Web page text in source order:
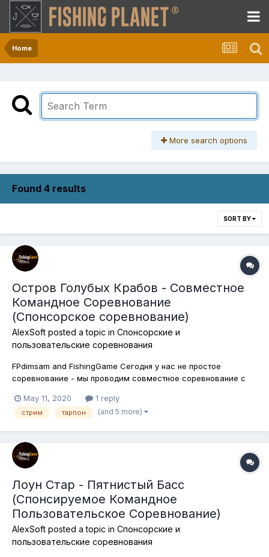
Home
More search options
Found 4 results
SORT BY
Остров Голубых Крабов - Совместное
Командное Соревнование
(Спонсорское соревнование)
AlexSoft posted a topic in Спонсорские и
пользовательские соревнования
FPdimsam and FishingGame Сегодня у нас не простое
соревнование - мы проводим совместное соревнование с
будет ловить трофейные и уникальные виды Красного
Горбыля, Темного Горбыля и Тарпона ночью. В соревновании
May 11, 2020 1 reply
стрим тарпон (and 5 more)
Лоун Стар - Пятнистый Басс
(Спонсируемое Командное
Пользовательское Соревнование)
AlexSoft posted a topic in Спонсорские и
пользовательские соревнования